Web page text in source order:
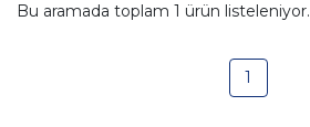
Bu aramada toplam 1 ürün listeleniyor.
1